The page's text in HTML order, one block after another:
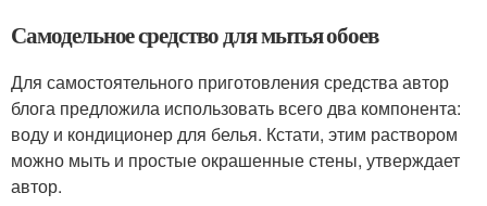
Самодельное средство для мытья обоев
Для самостоятельного приготовления средства автор
блога предложила использовать всего два компонента:
воду и кондиционер для белья. Кстати, этим раствором
можно мыть и простые окрашенные стены, утверждает
автор.